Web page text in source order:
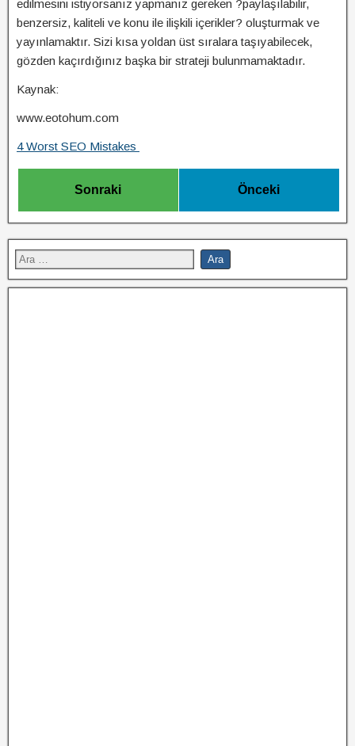
edilmesini istiyorsanız yapmanız gereken ?paylaşılabilir,
benzersiz, kaliteli ve konu ile ilişkili içerikler? oluşturmak ve
yayınlamaktır. Sizi kısa yoldan üst sıralara taşıyabilecek,
gözden kaçırdığınız başka bir strateji bulunmamaktadır.
Kaynak:
www.eotohum.com
4 Worst SEO Mistakes
Sonraki Önceki